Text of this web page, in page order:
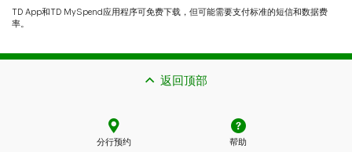
卡上设置的任何周期性付款或订阅将不会中断。
选择 [我与该商户进行过交易]，并按照提示填写
请准备好该事件的所有详情，包括交易信息、日
期，并清楚地解释您为何对该笔交易提出异议。
审核并提交索赔。
TD App和TD MySpend应用程序可免费下载，但可能需要支付标准的短信和数据费
率。
返回顶部
分行预约 帮助